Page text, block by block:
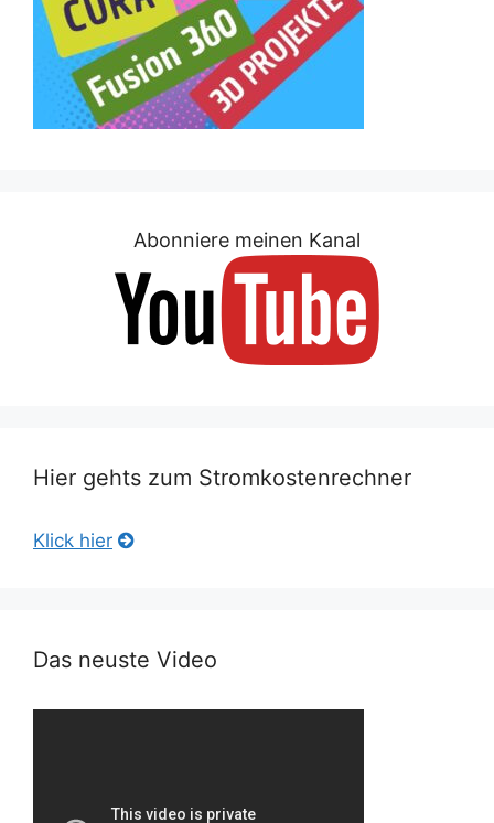
Abonniere meinen Kanal
Hier gehts zum Stromkostenrechner
Klick hier
Das neuste Video